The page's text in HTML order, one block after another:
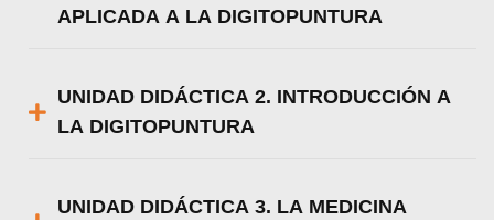
APLICADA A LA DIGITOPUNTURA
UNIDAD DIDÁCTICA 2. INTRODUCCIÓN A
LA DIGITOPUNTURA
UNIDAD DIDÁCTICA 3. LA MEDICINA